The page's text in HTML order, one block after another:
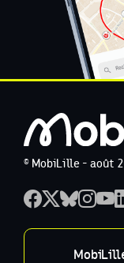
© MobiLille - août